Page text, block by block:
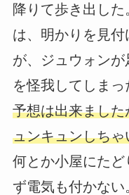
降りて歩き出し
は、明かりを見
が、ジュウォン
を怪我してしまっ
予想は出来まし
ュンキュンしち
何とか小屋にた
ず電気も付かな